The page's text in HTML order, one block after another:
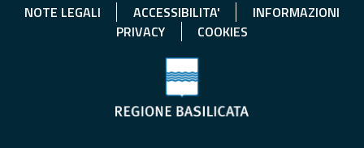
NOTE LEGALI ACCESSIBILITA'
INFORMAZIONI
PRIVACY
COOKIES